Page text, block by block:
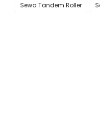
Sewa Tandem Roller